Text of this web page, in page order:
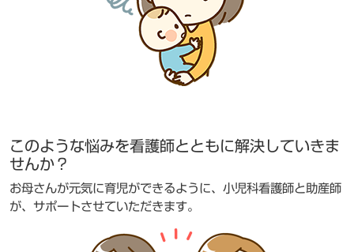
このような悩みを看護師とともに解決していきま
せんか？
お母さんが元気に育児ができるように、小児科看護師と助産師
が、サポートさせていただきます。